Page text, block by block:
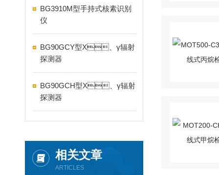
BG3910M型手持式核素识别
仪
BG90GCY型X、γ辐射
探测器
BG90GCH型X、γ辐射
探测器
相关文章
ARTICLES